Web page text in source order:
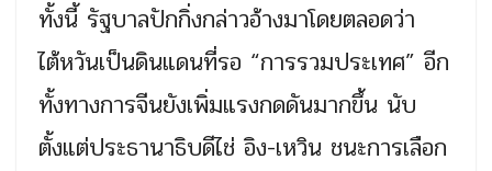
ทั้งนี้ รัฐบาลปักกิ่งกล่าวอ้างมาโดยตลอดว่า
ไต้หวันเป็นดินแดนที่รอ “การรวมประเทศ” อีก
ทั้งทางการจีนยังเพิ่มแรงกดดันมากขึ้น นับ
ตั้งแต่ประธานาธิบดีไช่ อิง-เหวิน ชนะการเลือก